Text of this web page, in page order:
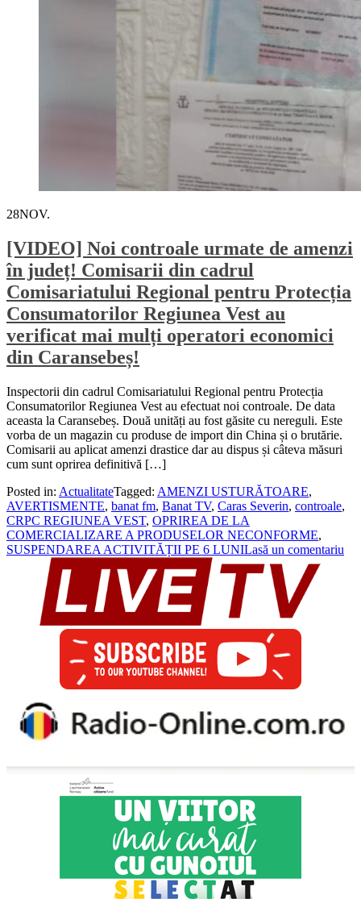
28NOV.
[VIDEO] Noi controale urmate de amenzi
în județ! Comisarii din cadrul
Comisariatului Regional pentru Protecția
Consumatorilor Regiunea Vest au
verificat mai mulți operatori economici
din Caransebeș!
Inspectorii din cadrul Comisariatului Regional pentru Protecția
Consumatorilor Regiunea Vest au efectuat noi controale. De data
aceasta la Caransebeș. Două unități au fost găsite cu nereguli. Este
vorba de un magazin cu produse de import din China și o brutărie.
Comisarii au aplicat amenzi drastice dar au dispus și câteva măsuri
cum sunt oprirea definitivă […]
Posted in: ActualitateTagged: AMENZI USTURĂTOARE,
AVERTISMENTE, banat fm, Banat TV, Caras Severin, controale,
CRPC REGIUNEA VEST, OPRIREA DE LA
COMERCIALIZARE A PRODUSELOR NECONFORME,
SUSPENDAREA ACTIVITĂȚII PE 6 LUNILasă un comentariu